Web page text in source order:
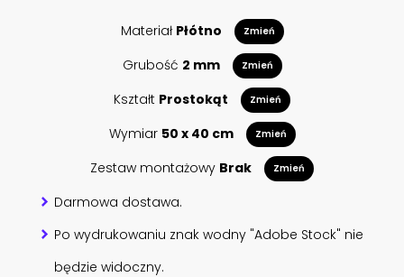
Materiał Płótno Zmień
Grubość 2 mm Zmień
Kształt Prostokąt Zmień
Wymiar 50 x 40 cm Zmień
Zestaw montażowy Brak Zmień
Darmowa dostawa.
Po wydrukowaniu znak wodny "Adobe Stock" nie
będzie widoczny.